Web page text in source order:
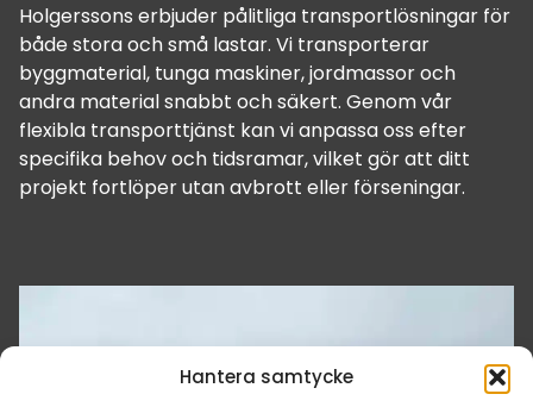
Hantera samtycke
Holgerssons erbjuder pålitliga transportlösningar för
både stora och små lastar. Vi transporterar
byggmaterial, tunga maskiner, jordmassor och
andra material snabbt och säkert. Genom vår
flexibla transporttjänst kan vi anpassa oss efter
specifika behov och tidsramar, vilket gör att ditt
projekt fortlöper utan avbrott eller förseningar.